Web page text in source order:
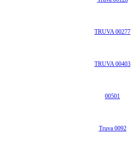
TRUVA 00277
TRUVA 00403
00501
Truva 0092